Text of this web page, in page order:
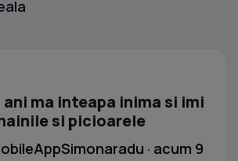
ani ma inteapa inima si imi
si picioarele
· acum 9